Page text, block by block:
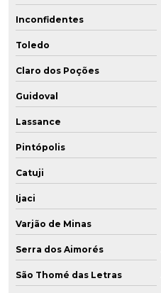
Inconfidentes
Toledo
Claro dos Poções
Guidoval
Lassance
Pintópolis
Catuji
Ijaci
Varjão de Minas
Serra dos Aimorés
São Thomé das Letras